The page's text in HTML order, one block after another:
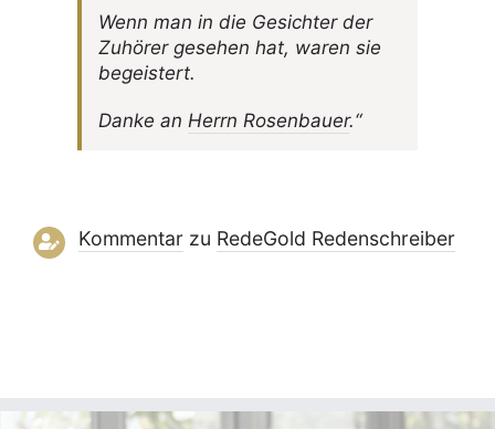
Wenn man in die Gesichter der
Zuhörer gesehen hat, waren sie
begeistert.
Danke an Herrn Rosen­bauer.“
Kommentarzu RedeGold Reden­schreiber